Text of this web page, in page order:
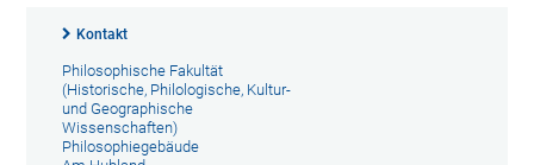
Kontakt
Philosophische Fakultät
(Historische, Philologische, Kultur-
und Geographische
Wissenschaften)
Philosophiegebäude